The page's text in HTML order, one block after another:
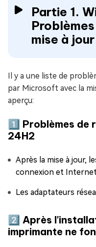
Partie 1.
mise à jour
Il y a une liste de
par Microsoft avec la
aperçu:
1️⃣ Problèmes de
24H2
Après la mise à jour,
connexion et
Les adaptateurs
2️⃣ Après
imprimante ne